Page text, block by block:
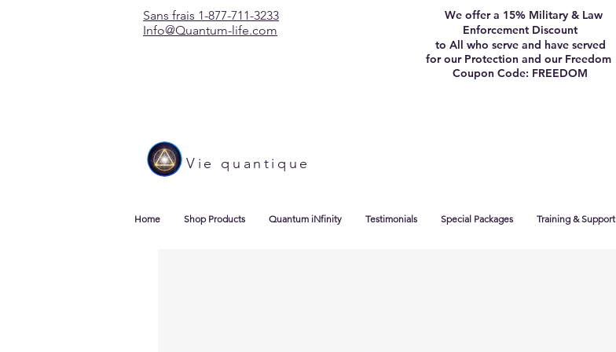
Sans frais 1-877-711-3233
Info@Quantum-life.com
We offer a 15% Military & Law
Enforcement Discount
to All who serve and have served
for our Protection and our Freedom
Coupon Code: FREEDOM
Vie quantique
Home Shop Products Quantum iNfinity Testimonials Special Packages Training & Support